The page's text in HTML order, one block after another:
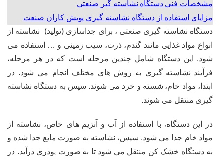
مشخصات فنی دستگاه نشاسته گیر صنعتی
مزایای استفاده از دستگاه نشاسته گیری پویش کاران صنعت
دستگاه نشاسته گیری صنعتی ، برای جداسازی (تولید) نشاسته از
انواع مواد غذایی مانند گندم، ذرت، سیب زمینی و … استفاده می
شود. این دستگاه شامل چندین مرحله است که در هر مرحله،
فرآیند نشاسته گیری به روش های مختلف انجام می شود. در
ابتدا، مواد خام، شسته و خرد می شوند. سپس به دستگاه نشاسته
گیری منتقل می شوند.
در این دستگاه، با استفاده از آب و آنزیم های خاص، نشاسته از
مواد خام جدا می شود. سپس، نشاسته به صورت مایع جدا شده و
به دستگاه خشک کن منتقل می شود تا به صورت پودری درآید. در